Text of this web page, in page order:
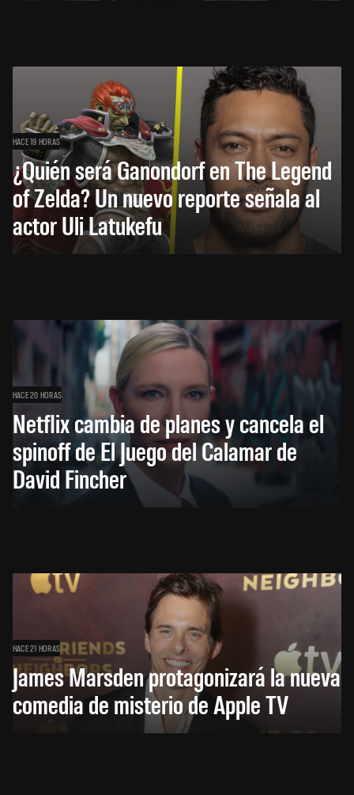
HACE 19 HORAS
¿Quién será Ganondorf en The Legend
of Zelda? Un nuevo reporte señala al
actor Uli Latukefu
HACE 20 HORAS
Netflix cambia de planes y cancela el
spinoff de El Juego del Calamar de
David Fincher
HACE 21 HORAS
James Marsden protagonizará la nueva
comedia de misterio de Apple TV